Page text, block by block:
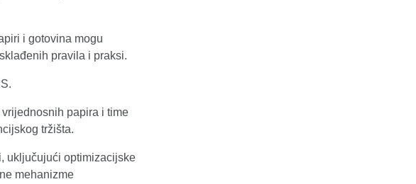
i gotovina mogu
pravila i praksi.
papira i time
tržišta.
uključujući optimizacijske
mehanizme